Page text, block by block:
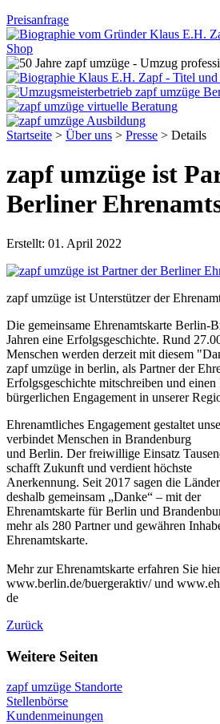
Preisanfrage
Startseite > Über uns > Presse > Details
zapf umzüge ist
Berliner
Erstellt: 01. April 2022
zapf umzüge ist Unterstützer der
Die gemeinsame Ehrenamtskarte Berlin-
Jahren eine Erfolgsgeschichte. Rund
Menschen werden derzeit mit diesem
zapf umzüge in berlin, als Partner der
Erfolgsgeschichte mitschreiben und
bürgerlichen Engagement in unserer
Ehrenamtliches Engagement gestaltet
verbindet Menschen in Brandenburg
und Berlin. Der freiwillige Einsatz
schafft Zukunft und verdient höchste
Anerkennung. Seit 2017 sagen die
deshalb gemeinsam „Danke“ – mit der
Ehrenamtskarte für Berlin und
mehr als 280 Partner und gewähren
Ehrenamtskarte.
Mehr zur Ehrenamtskarte erfahren Sie
www.berlin.de/buergeraktiv/ und
de
Zurück
Weitere Seiten
zapf umzüge Standorte
Stellenbörse
Kundenmeinungen